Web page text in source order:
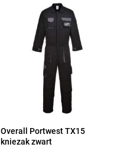
Overall Portwest TX15
kniezak zwart